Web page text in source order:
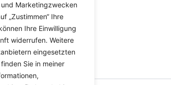
Marketingzwecken
„Zustimmen“ Ihre
Ihre Einwilligung
widerrufen. Weitere
eingesetzten
Sie in meiner